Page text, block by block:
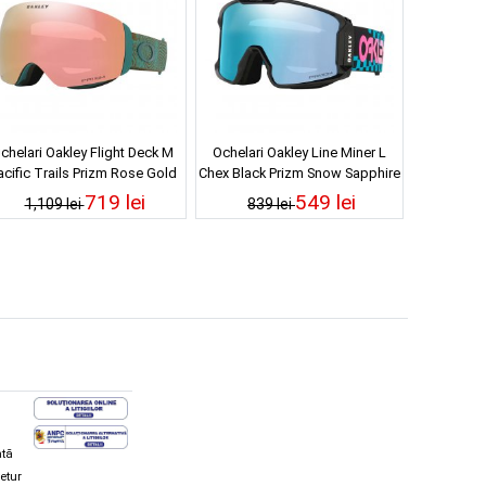
Oakley Flight Deck M
Trails Prizm Rose Gold
Iridium 25/26
1,109 lei719 lei
Ochelari Oakley Line Miner L
Chex Black Prizm Snow Sapphire
Iridium 25/26
839 lei549 lei